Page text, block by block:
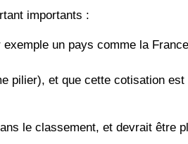
importants :
un pays comme la
pilier), et que cette cotisation
le classement, et devrait être